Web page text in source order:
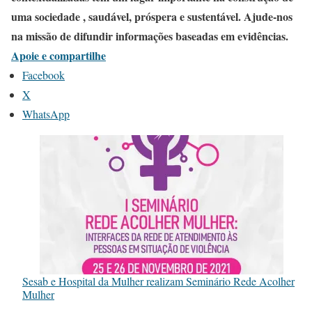
uma sociedade , saudável, próspera e sustentável. Ajude-nos
na missão de difundir informações baseadas em evidências.
Apoie e compartilhe
Facebook
X
WhatsApp
Sesab e Hospital da Mulher realizam Seminário Rede Acolher
Mulher